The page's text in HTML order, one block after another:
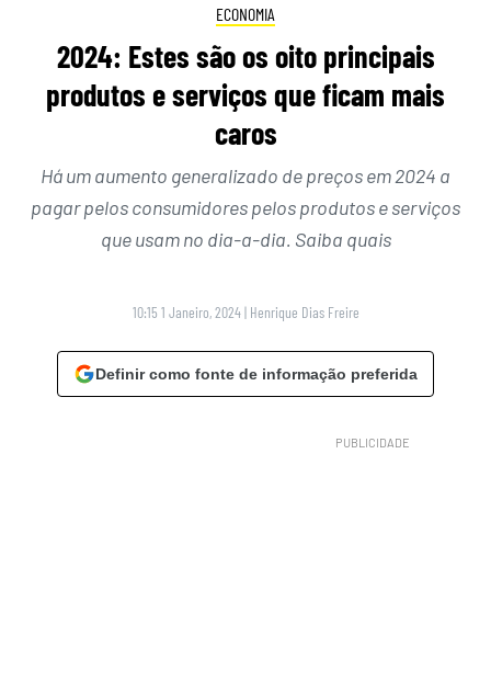
ECONOMIA
2024: Estes são os oito principais
produtos e serviços que ficam mais
caros
Há um aumento generalizado de preços em 2024 a
pagar pelos consumidores pelos produtos e serviços
que usam no dia-a-dia. Saiba quais
10:15 1 Janeiro, 2024 | Henrique Dias Freire
Definir como fonte de informação preferida